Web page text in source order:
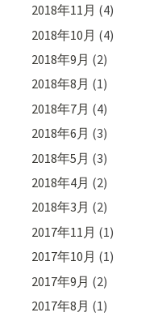
2018年11月 (4)
2018年10月 (4)
2018年9月 (2)
2018年8月 (1)
2018年7月 (4)
2018年6月 (3)
2018年5月 (3)
2018年4月 (2)
2018年3月 (2)
2017年11月 (1)
2017年10月 (1)
2017年9月 (2)
2017年8月 (1)